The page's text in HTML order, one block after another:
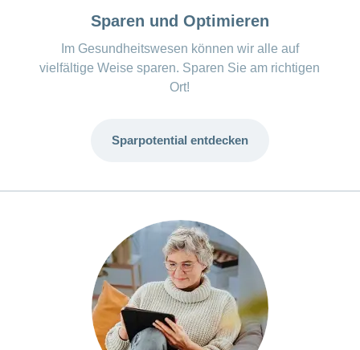
Sparen und Optimieren
Im Gesundheitswesen können wir alle auf
vielfältige Weise sparen. Sparen Sie am richtigen
Ort!
Sparpotential entdecken